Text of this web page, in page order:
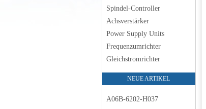
Spindel-Controller
Achsverstärker
Power Supply Units
Frequenzumrichter
Gleichstromrichter
NEUE ARTIKEL
A06B-6202-H037